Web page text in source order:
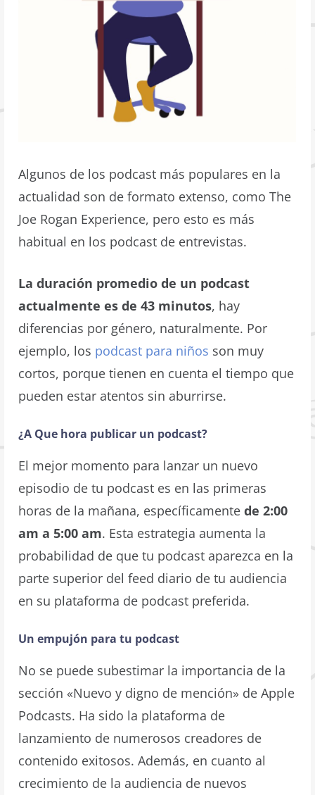
Algunos de los podcast más populares en la
actualidad son de formato extenso, como The
Joe Rogan Experience, pero esto es más
habitual en los podcast de entrevistas.
La duración promedio de un podcast
actualmente es de 43 minutos, hay
diferencias por género, naturalmente. Por
ejemplo, los podcast para niños son muy
cortos, porque tienen en cuenta el tiempo que
pueden estar atentos sin aburrirse.
¿A Que hora publicar un podcast?
El mejor momento para lanzar un nuevo
episodio de tu podcast es en las primeras
horas de la mañana, específicamentede 2:00
am a 5:00 am. Esta estrategia aumenta la
probabilidad de que tu podcast aparezca en la
parte superior del feed diario de tu audiencia
en su plataforma de podcast preferida.
Un empujón para tu podcast
No se puede subestimar la importancia de la
sección «Nuevo y digno de mención» de Apple
Podcasts. Ha sido la plataforma de
lanzamiento de numerosos creadores de
contenido exitosos. Además, en cuanto al
crecimiento de la audiencia de nuevos